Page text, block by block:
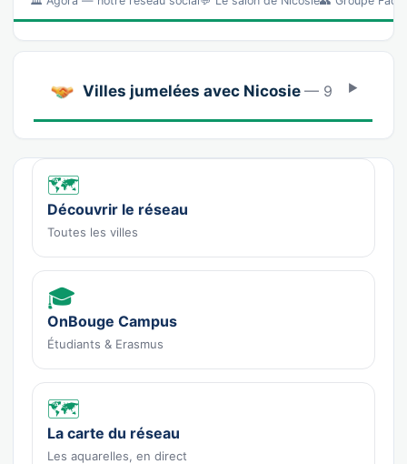
Villes jumelées avec Nicosie — 9
🗺️
Découvrir le réseau
Toutes les villes
🎓
OnBouge Campus
Étudiants & Erasmus
🗺️
La carte du réseau
Les aquarelles, en direct